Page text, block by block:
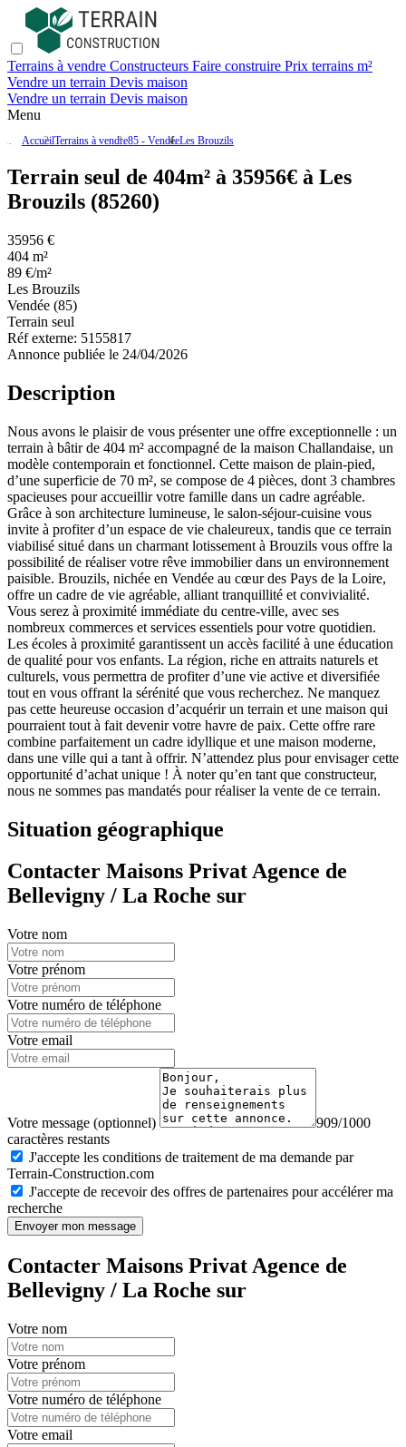
Terrains à vendre Constructeurs Faire construire Prix terrains m²
Vendre un terrain Devis maison
Vendre un terrain Devis maison
Menu
AccueilTerrains à vendre85 - VendéeLes Brouzils
Terrain seul de 404m² à 35956€ à Les
Brouzils (85260)
35956 €
404 m²
89 €/m²
Les Brouzils
Vendée (85)
Terrain seul
Réf externe: 5155817
Annonce publiée le 24/04/2026
Description
Nous avons le plaisir de vous présenter une offre exceptionnelle : un
terrain à bâtir de 404 m² accompagné de la maison Challandaise, un
modèle contemporain et fonctionnel. Cette maison de plain-pied,
d’une superficie de 70 m², se compose de 4 pièces, dont 3 chambres
spacieuses pour accueillir votre famille dans un cadre agréable.
Grâce à son architecture lumineuse, le salon-séjour-cuisine vous
invite à profiter d’un espace de vie chaleureux, tandis que ce terrain
viabilisé situé dans un charmant lotissement à Brouzils vous offre la
possibilité de réaliser votre rêve immobilier dans un environnement
paisible. Brouzils, nichée en Vendée au cœur des Pays de la Loire,
offre un cadre de vie agréable, alliant tranquillité et convivialité.
Vous serez à proximité immédiate du centre-ville, avec ses
nombreux commerces et services essentiels pour votre quotidien.
Les écoles à proximité garantissent un accès facilité à une éducation
de qualité pour vos enfants. La région, riche en attraits naturels et
culturels, vous permettra de profiter d’une vie active et diversifiée
tout en vous offrant la sérénité que vous recherchez. Ne manquez
pas cette heureuse occasion d’acquérir un terrain et une maison qui
pourraient tout à fait devenir votre havre de paix. Cette offre rare
combine parfaitement un cadre idyllique et une maison moderne,
dans une ville qui a tant à offrir. N’attendez plus pour envisager cette
opportunité d’achat unique ! À noter qu’en tant que constructeur,
nous ne sommes pas mandatés pour réaliser la vente de ce terrain.
Situation géographique
Contacter Maisons Privat Agence de
Bellevigny / La Roche sur
Votre nom
Votre prénom
Votre numéro de téléphone
Votre email
Votre message (optionnel)
909/1000
caractères restants
J'accepte les conditions de traitement de ma demande par
Terrain-Construction.com
J'accepte de recevoir des offres de partenaires pour accélérer ma
recherche
Envoyer mon message
Contacter Maisons Privat Agence de
Bellevigny / La Roche sur
Votre nom
Votre prénom
Votre numéro de téléphone
Votre email